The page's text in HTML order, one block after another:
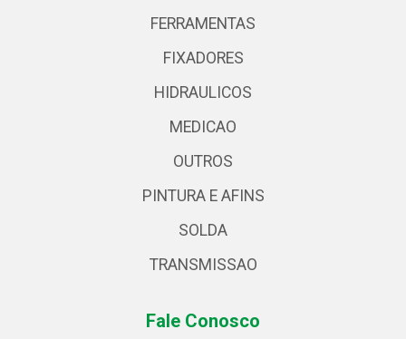
FERRAMENTAS
FIXADORES
HIDRAULICOS
MEDICAO
OUTROS
PINTURA E AFINS
SOLDA
TRANSMISSAO
Fale Conosco